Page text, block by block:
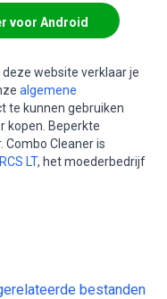
voor Android
website verklaar je
algemene
te kunnen gebruiken
kopen. Beperkte
Combo Cleaner is
RCS LT, het moederbedrijf
bestanden